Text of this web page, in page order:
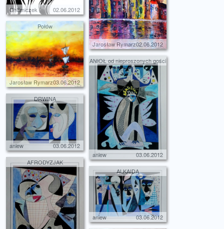
Jarosław Rymarz02.06.2012
ChEmiczek 02.06.2012
Połów
Jarosław Rymarz03.06.2012
ANIOŁ od nieproszonych gości
aniew 03.06.2012
DRWINA
aniew 03.06.2012
AFRODYZJAK
ALKAIDA
aniew 03.06.2012